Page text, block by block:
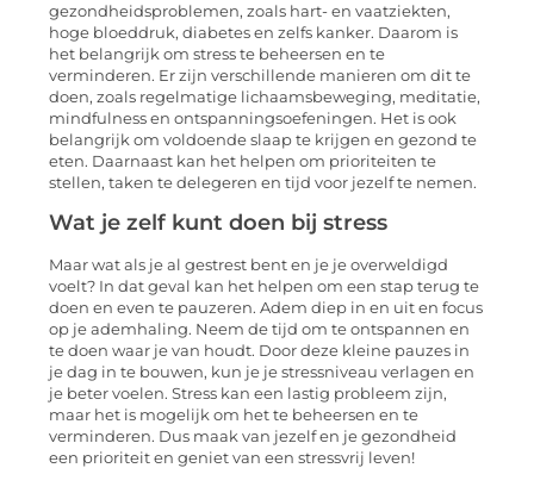
gezondheidsproblemen, zoals hart- en vaatziekten,
hoge bloeddruk, diabetes en zelfs kanker. Daarom is
het belangrijk om stress te beheersen en te
verminderen. Er zijn verschillende manieren om dit te
doen, zoals regelmatige lichaamsbeweging, meditatie,
mindfulness en ontspanningsoefeningen. Het is ook
belangrijk om voldoende slaap te krijgen en gezond te
eten. Daarnaast kan het helpen om prioriteiten te
stellen, taken te delegeren en tijd voor jezelf te nemen.
Wat je zelf kunt doen bij stress
Maar wat als je al gestrest bent en je je overweldigd
voelt? In dat geval kan het helpen om een stap terug te
doen en even te pauzeren. Adem diep in en uit en focus
op je ademhaling. Neem de tijd om te ontspannen en
te doen waar je van houdt. Door deze kleine pauzes in
je dag in te bouwen, kun je je stressniveau verlagen en
je beter voelen. Stress kan een lastig probleem zijn,
maar het is mogelijk om het te beheersen en te
verminderen. Dus maak van jezelf en je gezondheid
een prioriteit en geniet van een stressvrij leven!